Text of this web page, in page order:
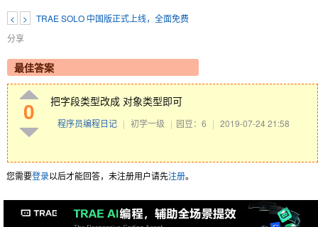
< >
TRAE SOLO 中国版正式上线，全面免费
分享
最佳答案
0 把字段类型改成 对象类型即可
程序员编程日记 | 初学一级 | 园豆：6 | 2019-07-24 21:58
您需要登录以后才能回答，未注册用户请先注册。